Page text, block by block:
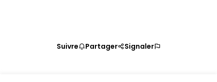
Suivre Partager Signaler